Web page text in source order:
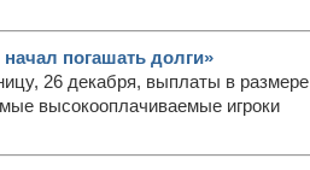
погашать долги»
26 декабря, выплаты в размере
высокооплачиваемые игроки